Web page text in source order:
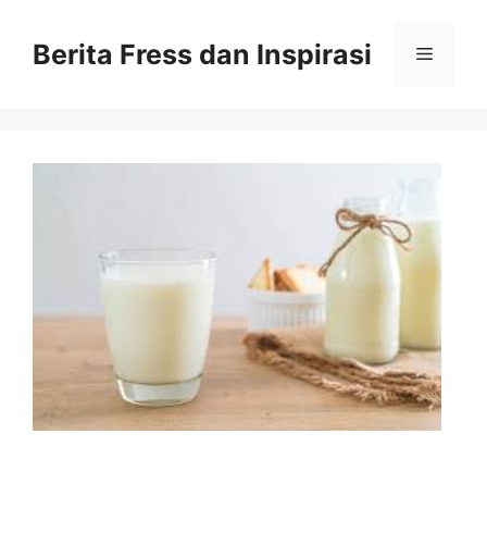
contentBerita Fress dan Inspirasi Menu